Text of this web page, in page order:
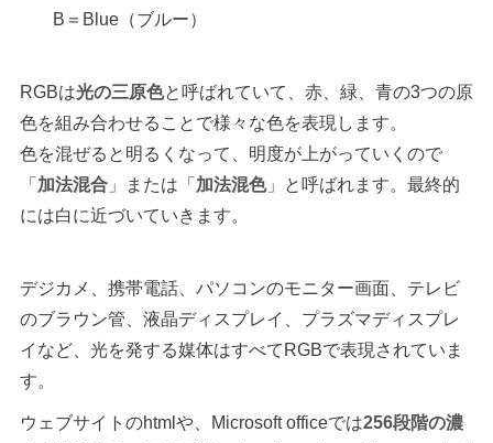
B＝Blue（ブルー）
RGBは光の三原色と呼ばれていて、赤、緑、青の3つの原
色を組み合わせることで様々な色を表現します。
色を混ぜると明るくなって、明度が上がっていくので
「 加法混合」または「 加法混色」と呼ばれます。最終的
には白に近づいていきます。
デジカメ、携帯電話、パソコンのモニター画面、テレビ
のブラウン管、液晶ディスプレイ、プラズマディスプレ
イなど、光を発する媒体はすべてRGBで表現されていま
す。
ウェブサイトのhtmlや、Microsoft officeでは256段階の濃